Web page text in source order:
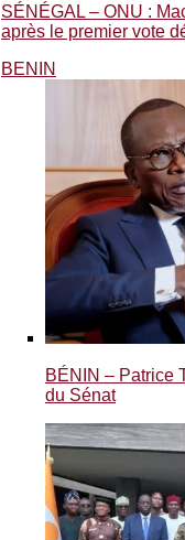
SÉNÉGAL – ONU :
après le premier vote
BENIN
BÉNIN – Patrice
du Sénat